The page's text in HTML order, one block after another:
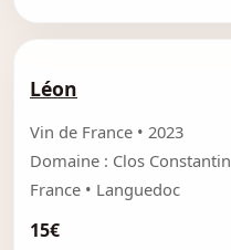
Léon
Vin de France • 2023
Domaine : Clos Constantin
France • Languedoc
15€